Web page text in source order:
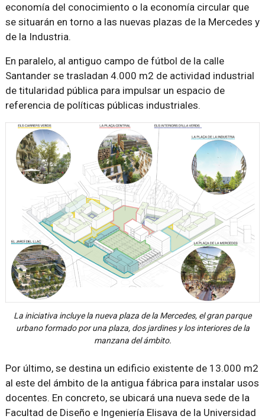
economía del conocimiento o la economía circular que
se situarán en torno a las nuevas plazas de la Mercedes y
de la Industria.
En paralelo, al antiguo campo de fútbol de la calle
Santander se trasladan 4.000 m2 de actividad industrial
de titularidad pública para impulsar un espacio de
referencia de políticas públicas industriales.
La iniciativa incluye la nueva plaza de la Mercedes, el gran parque
urbano formado por una plaza, dos jardines y los interiores de la
manzana del ámbito.
Por último, se destina un edificio existente de 13.000 m2
al este del ámbito de la antigua fábrica para instalar usos
docentes. En concreto, se ubicará una nueva sede de la
Facultad de Diseño e Ingeniería Elisava de la Universidad